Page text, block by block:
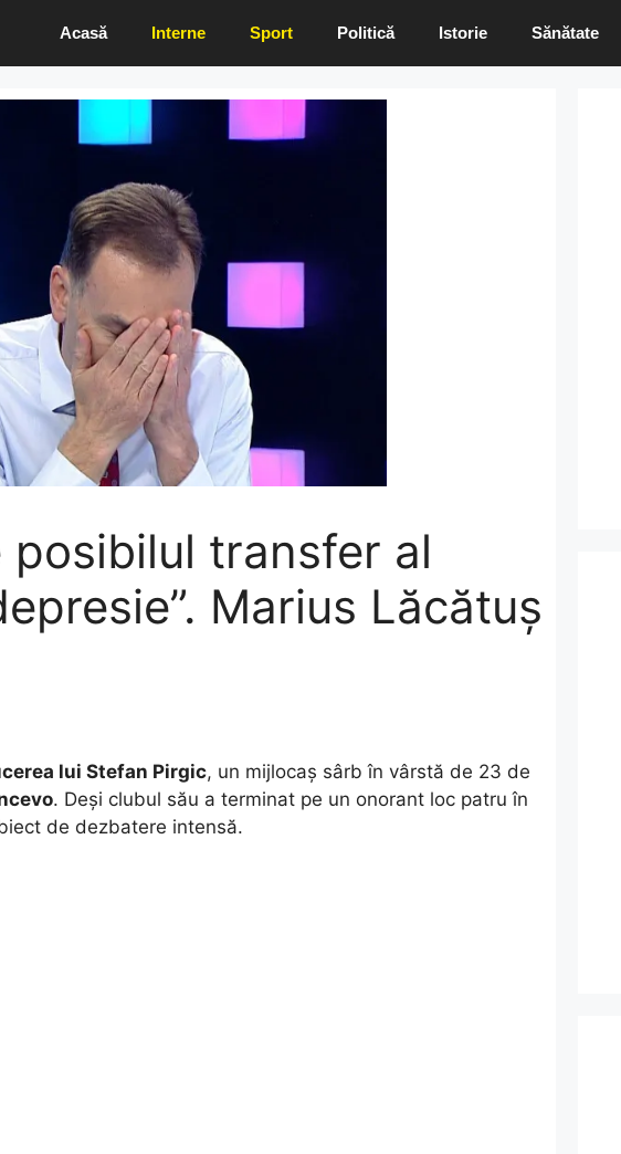
Acasă Interne Sport Politică Istorie Sănătate
posibilul transfer al
Marius Lăcătuș
lui Stefan Pirgic, un mijlocaș sârb în vârstă de 23 de
. Deși clubul său a terminat pe un onorant loc patru în
de dezbatere intensă.